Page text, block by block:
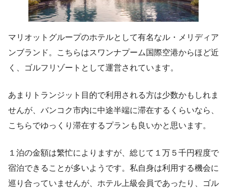
マリオットグループのホテルとして有名なル・メリディア
ンブランド。こちらはスワンナプーム国際空港からほど近
く、ゴルフリゾートとして運営されています。
あまりトランジット目的で利用される方は少数かもしれま
せんが、バンコク市内に中途半端に滞在するくらいなら、
こちらでゆっくり滞在するプランも良いかと思います。
１泊の金額は繁忙によりますが、総じて１万５千円程度で
宿泊できることが多いようです。私自身は利用する機会に
巡り合っていませんが、ホテル上級会員であったり、ゴル